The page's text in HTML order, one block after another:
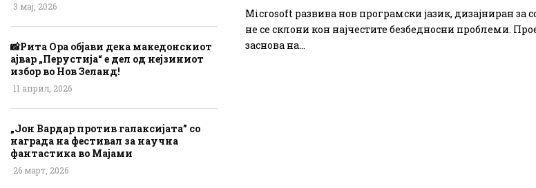
Microsoft развива нов програмски јазик, дизајниран за
не се склони кон најчестите безбедносни проблеми.
заснова на...
3 мај, 2026
📸Рита Ора објави дека македонскиот
ајвар „Перустија“ е дел од нејзиниот
избор во Нов Зеланд!
11 април, 2026
„Јон Вардар против галаксијата” со
награда на фестивал за научна
фантастика во Мајами
26 март, 2026